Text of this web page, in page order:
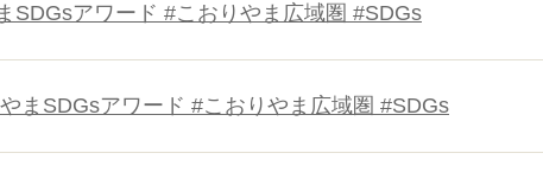
SDGsアワード #こおりやま広域圏 #SDGs
まSDGsアワード #こおりやま広域圏 #SDGs